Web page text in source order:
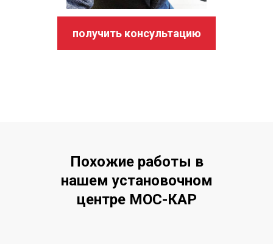
получить консультацию
Похожие работы в
нашем установочном
центре МОС-КАР